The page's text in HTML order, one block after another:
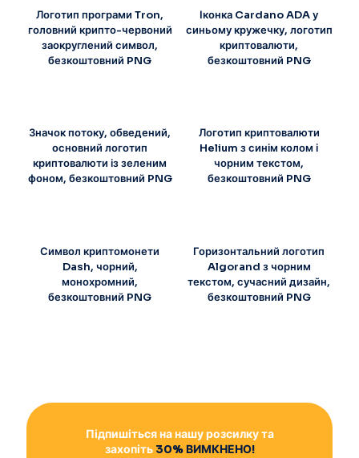
Логотип програми Tron,
головний крипто-червоний
заокруглений символ,
безкоштовний PNG
Іконка Cardano ADA у
синьому кружечку, логотип
криптовалюти,
безкоштовний PNG
Значок потоку, обведений,
основний логотип
криптовалюти із зеленим
фоном, безкоштовний PNG
Логотип криптовалюти
Helium з синім колом і
чорним текстом,
безкоштовний PNG
Символ криптомонети
Dash, чорний,
монохромний,
безкоштовний PNG
Горизонтальний логотип
Algorand з чорним
текстом, сучасний дизайн,
безкоштовний PNG
Підпишіться на нашу розсилку та
захопіть30% ВИМКНЕНО!